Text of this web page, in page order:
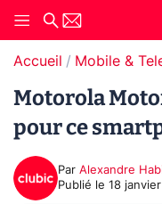
Accueil Mobile &
Motorola
pour ce
Par Alexandre
Publié le 18